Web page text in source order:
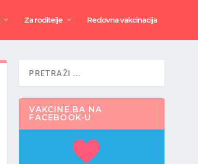
Za roditelje Redovna vakcinacija
VAKCINE.BA NA
FACEBOOK-U